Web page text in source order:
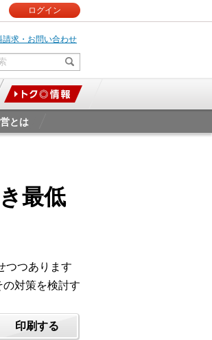
ログイン
請求・お問い合わせ
とは
最低
つつあります
対策を検討す
印刷する